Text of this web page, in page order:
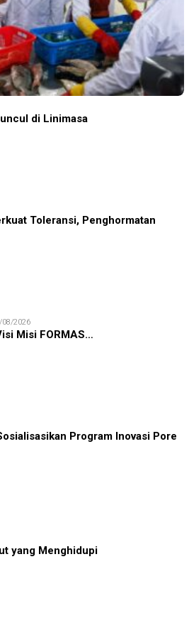
di Linimasa
Toleransi, Penghormatan
08/2026
Misi FORMAS…
Program Inovasi Pore
yang Menghidupi